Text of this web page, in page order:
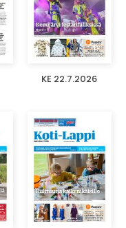
KE 22.7.2026